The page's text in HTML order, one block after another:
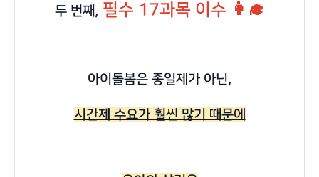
두 번째, 필수 17과목 이수 👩‍🎓
아이돌봄은 종일제가 아닌,
시간제 수요가 훨씬 많기 때문에